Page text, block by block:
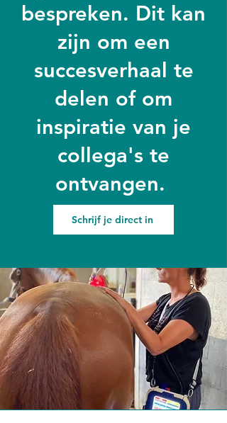
bespreken. Dit kan
zijn om een
succesverhaal te
delen of om
inspiratie van je
collega's te
ontvangen.
Schrijf je direct in